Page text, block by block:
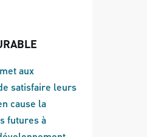
aux
satisfaire leurs
cause la
futures à